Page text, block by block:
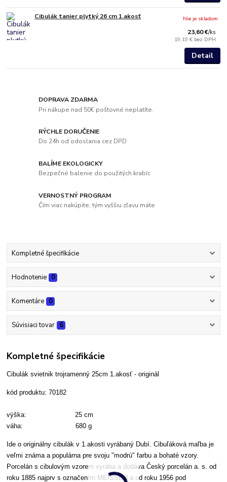
Cibulák tanier plytký 26 cm 1.akosť
23,60 €/ks
19,19 € bez DPH
Nie je skladom
Detail
DOPRAVA ZDARMA
Pri nákupe nad 50€ poštovné neplatíte.
RÝCHLE DORUČENIE
Do 24h od odoslania cez DPD
BALÍME EKOLOGICKY
Bezpečné balenie do použitých krabíc
VERNOSTNÝ PROGRAM
Čím viac nakúpite, tým vyššiu zľavu máte
Kompletné špecifikácie
Hodnotenie 0
Komentáre 0
Súvisiaci tovar 6
Kompletné špecifikácie
Cibulák svietnik trojramenný 25cm 1.akosť - originál
kód produktu: 70182
výška: 25 cm
váha: 680 g
Ide o originálny cibulák v 1.akosti vyrábaný Dubí. Cibuľáková maľba je
veľmi známa a populárna pre svoju "modrú" farbu a bohaté vzory.
Porcelán s cibulovým vzorem vyrába a dodáva Český porcelán a. s. od
roku 1885 najprv s označením MEISSEN a od roku 1956 pod